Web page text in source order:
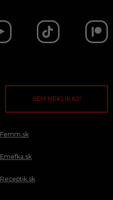
SEM NEKLIKAJ!
Femm.sk
Emefka.sk
Receptik.sk